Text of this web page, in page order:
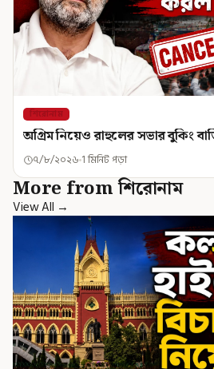
শিরোনাম
অগ্রিম নিয়েও রাহুলের সভার বুকিং
৭/৮/২০২৬ 1 মিনিট পড়া
More from শিরোনাম
View All →